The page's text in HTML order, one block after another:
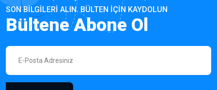
SON BILGILERI ALIN. BÜLTEN IÇIN KAYDOLUN
Bültene Abone Ol